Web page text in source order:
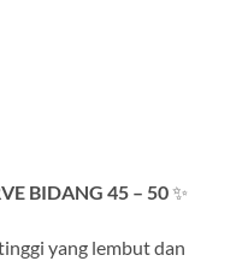
BIDANG 45 – 50✨
yang lembut dan